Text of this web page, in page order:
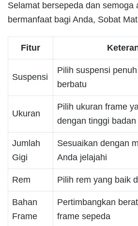
Selamat bersepeda dan semoga
bermanfaat bagi Anda, Sobat
Fitur
Suspensi
Pilih suspensi
berbatu
Ukuran
Pilih ukuran frame
dengan tinggi badan
Jumlah
Gigi
Sesuaikan dengan
Anda jelajahi
Rem Pilih rem yang baik
Bahan
Frame
Pertimbangkan
frame sepeda